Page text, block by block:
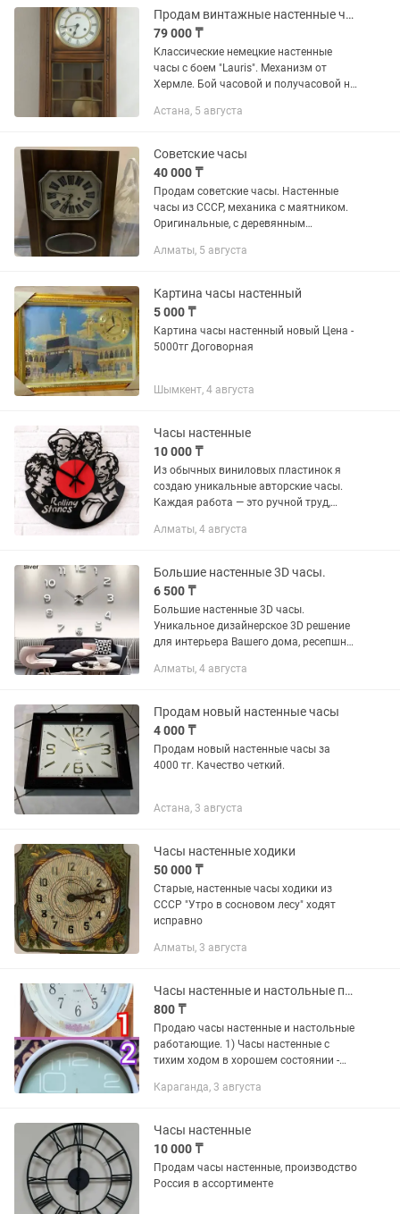
Продам винтажные настенные часы с боем
79 000 ₸
Классические немецкие настенные
часы с боем "Lauris". Механизм от
Хермле. Бой часовой и получасовой на
Производство конец 90-х годов
Астана, 5 августа
Советские часы
40 000 ₸
Продам советские часы. Настенные
часы из СССР, механика с маятником.
Оригинальные, с деревянным
боем. Сейчас не идут — не знаю, как
Алматы, 5 августа
Картина часы настенный
5 000 ₸
Картина часы настенный новый Цена -
5000тг Договорная
Шымкент, 4 августа
Часы настенные
10 000 ₸
Из обычных виниловых пластинок я
создаю уникальные авторские часы.
Каждая работа — это ручной труд,
Такие часы станут главным акцентом в
Алматы, 4 августа
Большие настенные 3D часы.
6 500 ₸
Большие настенные 3D часы.
Уникальное дизайнерское 3D решение
для интерьера Вашего дома, ресепшна,
Интерьерные часы гармонично
Алматы, 4 августа
Продам новый настенные часы
4 000 ₸
Продам новый настенные часы за
4000 тг. Качество четкий.
Астана, 3 августа
Часы настенные ходики
50 000 ₸
Старые, настенные часы ходики из
СССР "Утро в сосновом лесу" ходят
исправно
Алматы, 3 августа
Часы настенные и настольные продаю
800 ₸
Продаю часы настенные и настольные
работающие. 1) Часы настенные с
тихим ходом в хорошем состоянии -
состоянии - 2000 тг. 4) Часы
Караганда, 3 августа
Часы настенные
10 000 ₸
Продам часы настенные, производство
Россия в ассортименте